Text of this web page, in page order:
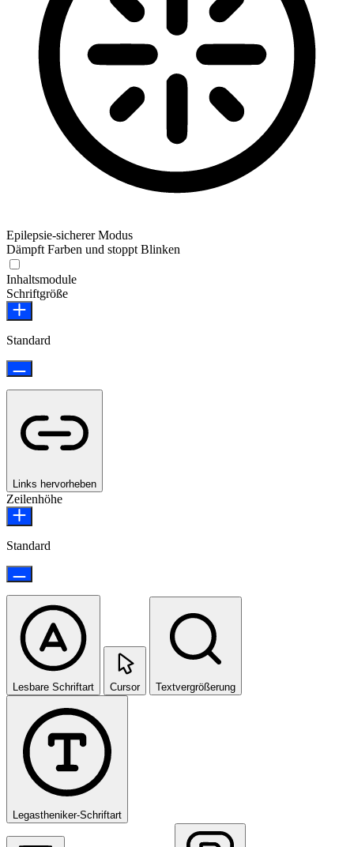
Epilepsie-sicherer Modus
Dämpft Farben und stoppt Blinken
Inhaltsmodule
Schriftgröße
Standard
Links hervorheben
Zeilenhöhe
Standard
Lesbare Schriftart Cursor Textvergrößerung
Legastheniker-Schriftart